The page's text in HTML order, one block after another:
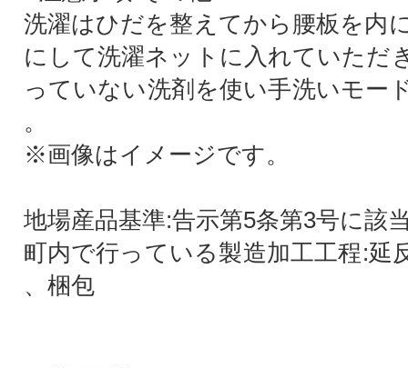
洗濯はひだを整えてから腰板を内
にして洗濯ネットに入れていただ
っていない洗剤を使い手洗いモー
。
※画像はイメージです。
地場産品基準:告示第5条第3号に該
町内で行っている製造加工工程:延
、梱包